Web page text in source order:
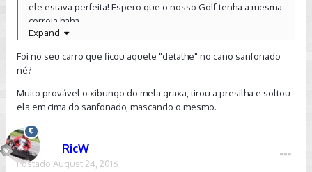
ele estava perfeita! Espero que o nosso Golf tenha a mesma
correia haha
Expand
Foi no seu carro que ficou aquele "detalhe" no cano sanfonado
né?
Muito provável o xibungo do mela graxa, tirou a presilha e soltou
ela em cima do sanfonado, mascando o mesmo.
RicW
Postado August 24, 2016